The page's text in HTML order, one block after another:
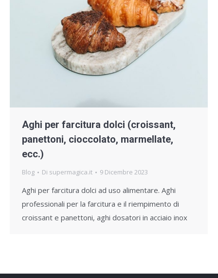
Aghi per farcitura dolci (croissant,
panettoni, cioccolato, marmellate,
ecc.)
Blog Di supermagica.it 9 Dicembre 2023
Aghi per farcitura dolci ad uso alimentare. Aghi
professionali per la farcitura e il riempimento di
croissant e panettoni, aghi dosatori in acciaio inox